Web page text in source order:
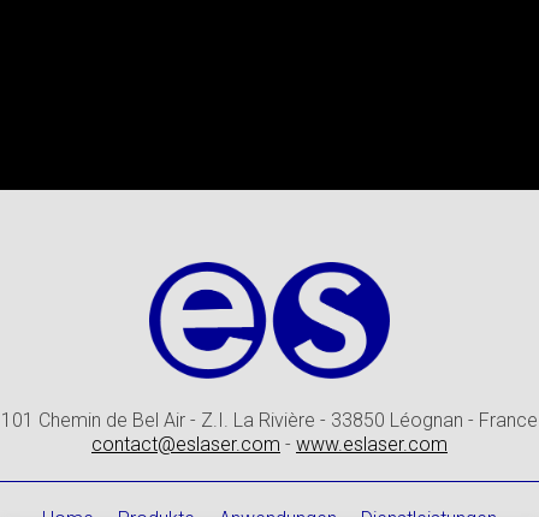
101 Chemin de Bel Air - Z.I. La Rivière - 33850 Léognan - France
contact@eslaser.com - www.eslaser.com